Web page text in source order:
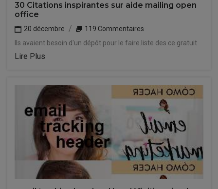
30 Citations inspirantes sur aide mailing open
office
20 décembre
119 Commentaires
Ils avaient besoin d'un dépôt pour le faire.liste des ce gratuit
Lire Plus